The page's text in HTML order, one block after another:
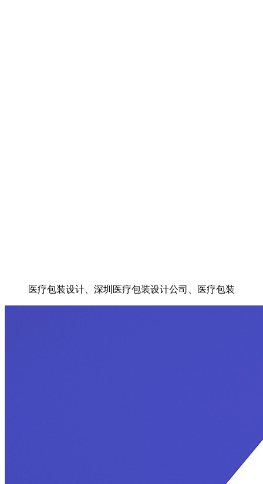
医疗包装设计、深圳医疗包装设计公司、医疗包装